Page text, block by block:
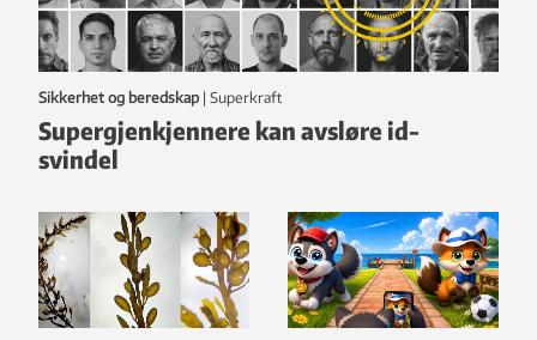
Sikkerhet og beredskap | Superkraft
Supergjenkjennere kan avsløre id-
svindel